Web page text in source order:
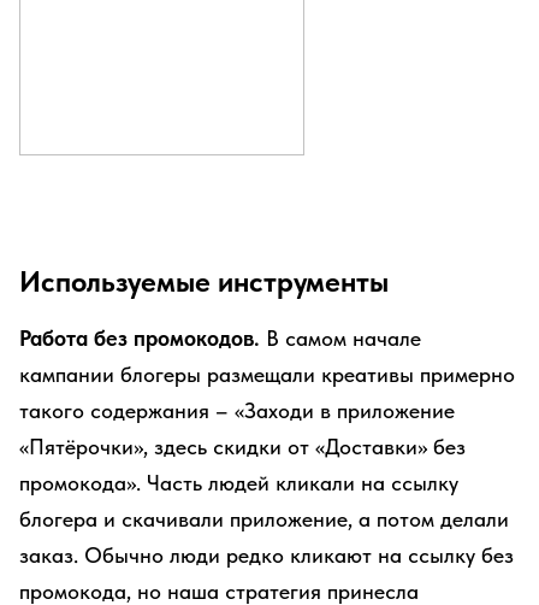
Используемые инструменты
Работа без промокодов. В самом начале
кампании блогеры размещали креативы примерно
такого содержания – «Заходи в приложение
«Пятёрочки», здесь скидки от «Доставки» без
промокода». Часть людей кликали на ссылку
блогера и скачивали приложение, а потом делали
заказ. Обычно люди редко кликают на ссылку без
промокода, но наша стратегия принесла